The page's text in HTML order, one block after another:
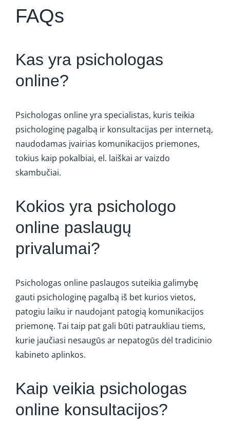
FAQs
Kas yra psichologas
online?
Psichologas online yra specialistas, kuris teikia
psichologinę pagalbą ir konsultacijas per internetą,
naudodamas įvairias komunikacijos priemones,
tokius kaip pokalbiai, el. laiškai ar vaizdo
skambučiai.
Kokios yra psichologo
online paslaugų
privalumai?
Psichologas online paslaugos suteikia galimybę
gauti psichologinę pagalbą iš bet kurios vietos,
patogiu laiku ir naudojant patogią komunikacijos
priemonę. Tai taip pat gali būti patraukliau tiems,
kurie jaučiasi nesaugūs ar nepatogūs dėl tradicinio
kabineto aplinkos.
Kaip veikia psichologas
online konsultacijos?